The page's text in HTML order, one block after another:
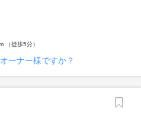
（徒歩5分）
ーナー様ですか？